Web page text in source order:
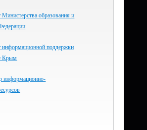
образования и
информационной поддержки
Крым
информационно-